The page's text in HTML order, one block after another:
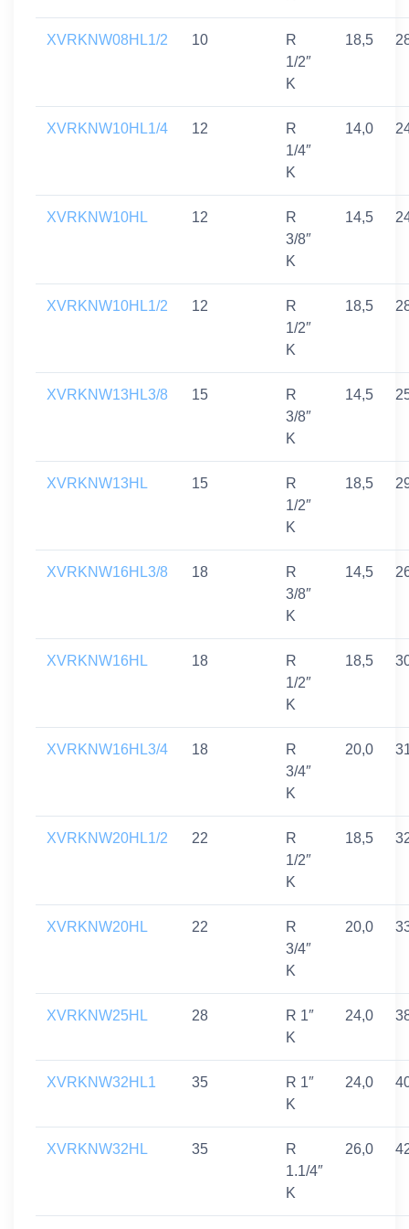
XVRKNW08HL1/2 10
R
1/2″
K
18,5
XVRKNW10HL1/4 12
R
1/4″
K
14,0
XVRKNW10HL 12
R
3/8″
K
14,5
XVRKNW10HL1/2 12
R
1/2″
K
18,5
XVRKNW13HL3/8 15
R
3/8″
K
14,5
XVRKNW13HL 15
R
1/2″
K
18,5
XVRKNW16HL3/8 18
R
3/8″
K
14,5
XVRKNW16HL 18
R
1/2″
K
18,5
XVRKNW16HL3/4 18
R
3/4″
K
20,0
XVRKNW20HL1/2 22
R
1/2″
K
18,5
XVRKNW20HL 22
R
3/4″
K
20,0
XVRKNW25HL 28
R 1″
K
24,0
XVRKNW32HL1 35
R 1″
K
24,0
XVRKNW32HL 35
R
1.1/4″
K
26,0